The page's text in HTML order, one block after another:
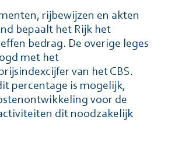
rĳbewĳzen en akten
bepaalt het Rĳk het
bedrag. De overige leges
met het
van het CBS.
percentage is mogelĳk,
voor de
dit noodzakelĳk